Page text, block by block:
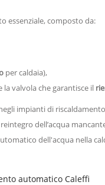
essenziale, composto da:
per caldaia),
valvola che garantisce il
impianti di
dell’acqua
dell'acqua nella
automatico Caleffi